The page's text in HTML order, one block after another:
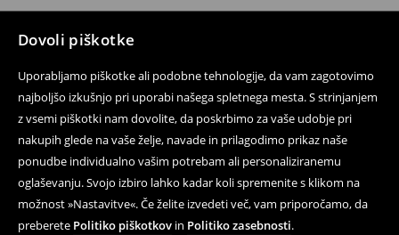
Dovoli piškotke
Uporabljamo piškotke ali podobne tehnologije, da vam zagotovimo
najboljšo izkušnjo pri uporabi našega spletnega mesta. S strinjanjem
z vsemi piškotki nam dovolite, da poskrbimo za vaše udobje pri
nakupih glede na vaše želje, navade in prilagodimo prikaz naše
ponudbe individualno vašim potrebam ali personaliziranemu
oglaševanju. Svojo izbiro lahko kadar koli spremenite s klikom na
možnost »Nastavitve«. Če želite izvedeti več, vam priporočamo, da
preberete Politiko piškotkov in Politiko zasebnosti.